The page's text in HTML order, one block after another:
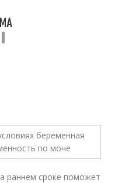
раннем сроке поможет